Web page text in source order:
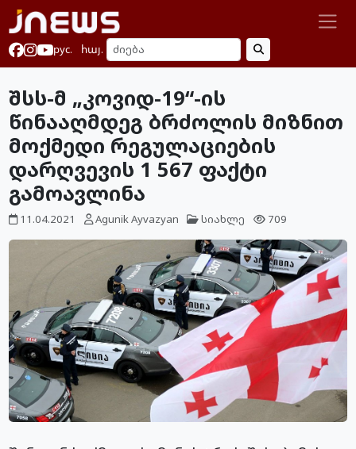
рус. հայ.
შსს-მ „კოვიდ-19“-ის
წინააღმდეგ ბრძოლის მიზნით
მოქმედი რეგულაციების
დარღვევის 1 567 ფაქტი
გამოავლინა
11.04.2021 Agunik Ayvazyan სიახლე 709